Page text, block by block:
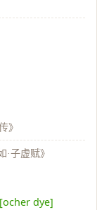
》
·子虚赋》
[ocher dye]